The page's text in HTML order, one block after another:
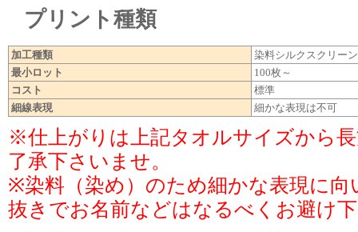
プリント種類
加工種類
染料シルクスクリー
最小ロット
100枚～
コスト
標準
細線表現
細かな表現は不可
※仕上がりは上記タオルサイズから
了承下さいませ。
※染料（染め）のため細かな表現に
抜きでお名前などはなるべくお避け